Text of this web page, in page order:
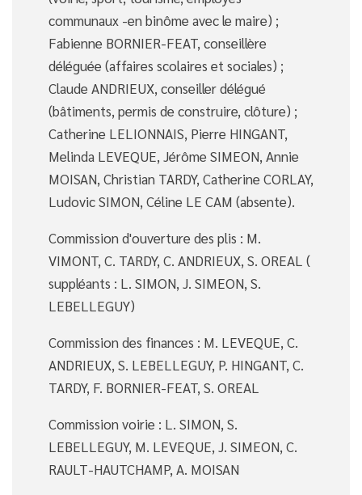
communaux -en binôme avec le maire) ;
Fabienne BORNIER-FEAT, conseillère
déléguée (affaires scolaires et sociales) ;
Claude ANDRIEUX, conseiller délégué
(bâtiments, permis de construire, clôture) ;
Catherine LELIONNAIS, Pierre HINGANT,
Melinda LEVEQUE, Jérôme SIMEON, Annie
MOISAN, Christian TARDY, Catherine CORLAY,
Ludovic SIMON, Céline LE CAM (absente).
Commission d'ouverture des plis : M.
VIMONT, C. TARDY, C. ANDRIEUX, S. OREAL (
suppléants : L. SIMON, J. SIMEON, S.
LEBELLEGUY)
Commission des finances : M. LEVEQUE, C.
ANDRIEUX, S. LEBELLEGUY, P. HINGANT, C.
TARDY, F. BORNIER-FEAT, S. OREAL
Commission voirie : L. SIMON, S.
LEBELLEGUY, M. LEVEQUE, J. SIMEON, C.
RAULT-HAUTCHAMP, A. MOISAN